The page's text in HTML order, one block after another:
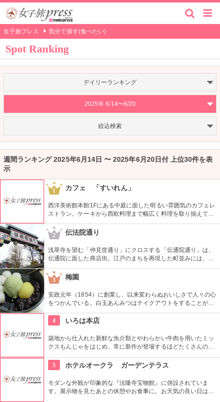
女子旅プレス 気分で探す(食べたい)
Spot Ranking
デイリーランキング
2025年 6/14〜6/20
絞込検索
週間ランキング 2025年6月14日 〜 2025年6月20日付 上位30件を表
示
1 カフェ 「すいれん」
西洋美術館本館1Fにある中庭に面した明るい雰囲気のカフェレ
ストラン。ケーキから西欧料理まで幅広く料理を取り揃えてい
る。コース料理等もお気軽にお楽しめる。ワイン、ビール等も
ご用意！
2 伝法院通り
浅草寺を望む「仲見世通り」にクロスする「伝通院通り」は、
伝通院に面した商店街。江戸のまちを再現した町並みには、屋
根の上の鼠小僧や火の見櫓、軒瓦、などたくさんの見どころが
あります。多彩なお店が並んでいて、買い物や食事も楽しめま
す。
3 梅園
安政元年（1854）に創業し、以来変わらぬおいしさで人々の心
をつかんでいる。白玉あんみつはテイクアウトをすることがで
き、どこでも気軽に人気の味を食べることができる。
4
いろは本店
築地から仕入れた新鮮な魚介類とやわらかい牛肉を用いたミッ
クスもんじゃをはじめ、常に新作が登場するほどたくさんの種
エビが自慢。
5 ホテルオークラ ガーデンテラス
モダンな外観が印象的な『法隆寺宝物館』に併設されていま
す。展示物を見たあとの休憩やお食事に。お天気の良い日はテ